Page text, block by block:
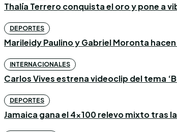
Thalía Terrero conquista el oro y pone a
DEPORTES
Marileidy Paulino y Gabriel Moronta
INTERNACIONALES
Carlos Vives estrena videoclip del tema
DEPORTES
Jamaica gana el 4×100 relevo mixto tras